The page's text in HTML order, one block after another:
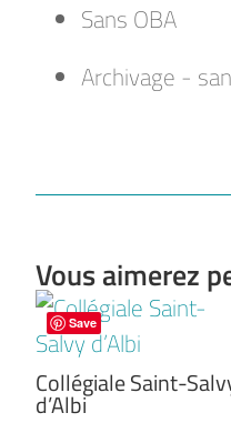
Sans OBA
Archivage -
Vous aimerez
Save
Collégiale Saint-
d’Albi